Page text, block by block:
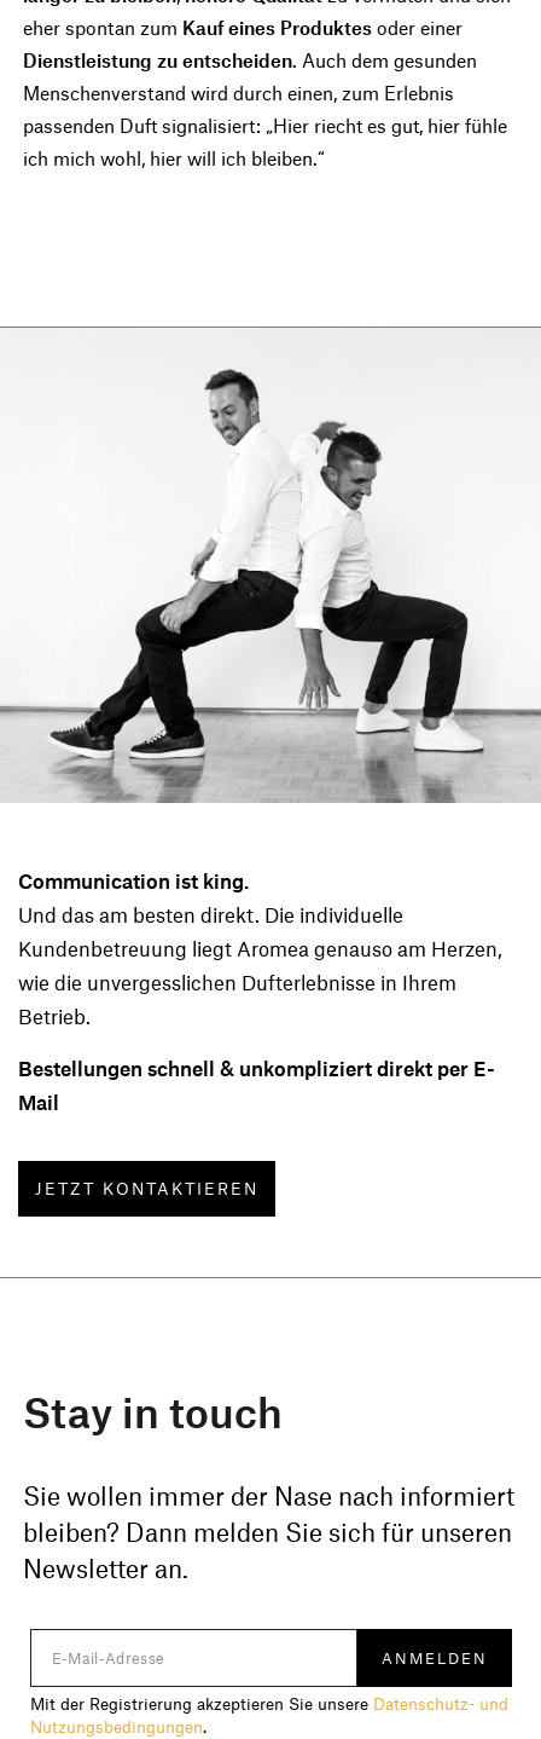
eher spontan zum Kauf eines Produktes oder einer
Dienstleistung zu entscheiden. Auch dem gesunden
Menschenverstand wird durch einen, zum Erlebnis
passenden Duft signalisiert: „Hier riecht es gut, hier fühle
ich mich wohl, hier will ich bleiben.“
Communication ist king.
Und das am besten direkt. Die individuelle
Kundenbetreuung liegt Aromea genauso am Herzen,
wie die unvergesslichen Dufterlebnisse in Ihrem
Betrieb.
Bestellungen schnell & unkompliziert direkt per E-
Mail
JETZT KONTAKTIEREN
Stay in touch
Sie wollen immer der Nase nach informiert
bleiben? Dann melden Sie sich für unseren
Newsletter an.
Mit der Registrierung akzeptieren Sie unsere Datenschutz- und
Nutzungsbedingungen.